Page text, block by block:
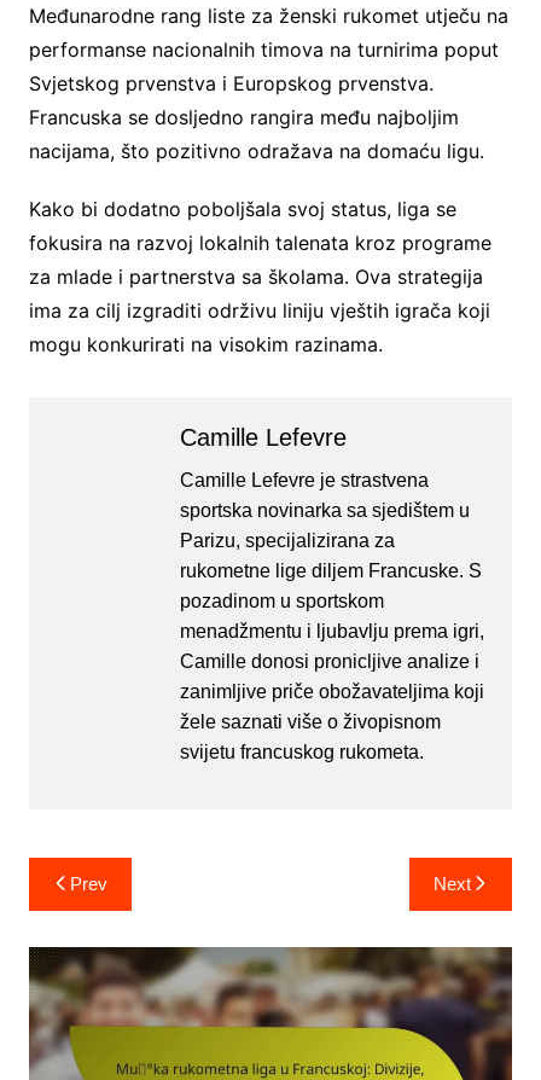
Međunarodne rang liste za ženski rukomet utječu na
performanse nacionalnih timova na turnirima poput
Svjetskog prvenstva i Europskog prvenstva.
Francuska se dosljedno rangira među najboljim
nacijama, što pozitivno odražava na domaću ligu.
Kako bi dodatno poboljšala svoj status, liga se
fokusira na razvoj lokalnih talenata kroz programe
za mlade i partnerstva sa školama. Ova strategija
ima za cilj izgraditi održivu liniju vještih igrača koji
mogu konkurirati na visokim razinama.
Camille Lefevre
Camille Lefevre je strastvena
sportska novinarka sa sjedištem u
Parizu, specijalizirana za
rukometne lige diljem Francuske. S
pozadinom u sportskom
menadžmentu i ljubavlju prema igri,
Camille donosi pronicljive analize i
zanimljive priče obožavateljima koji
žele saznati više o živopisnom
svijetu francuskog rukometa.
Post
navigation
Prev Next